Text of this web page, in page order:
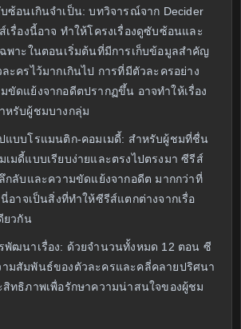
ซ้อนเกินจำเป็น: บทวิจารณ์จาก Decider
เรื่องนี้อาจ ทำให้โครงเรื่องดูซับซ้อนและ
พาะในตอนเริ่มต้นที่มีการเก็บข้อมูลสำคัญ
ะครไว้มากเกินไป การที่มีตัวละครอย่าง
ขัดแย้งจากอดีตปรากฏขึ้น อาจทำให้เรื่อง
หรับผู้ชมบางกลุ่ม
แบบโรแมนติก-คอมเมดี้: สำหรับผู้ชมที่ชื่น
มดี้แบบเรียบง่ายและตรงไปตรงมา ซีรีส์
กลับและความขัดแย้งจากอดีต มากกว่าที่
อาจเป็นสิ่งที่ทำให้ซีรีส์แตกต่างจากเรื่อ
ยวกัน
พัฒนาเรื่อง: ด้วยจำนวนทั้งหมด 12 ตอน ซี
มสัมพันธ์ของตัวละครและคลี่คลายปริศนา
สิทธิภาพเพื่อรักษาความน่าสนใจของผู้ชม